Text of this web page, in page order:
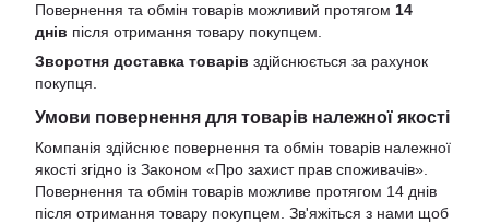
Повернення та обмін товарів можливий протягом 14
днів після отримання товару покупцем.
Зворотня доставка товарів здійснюється за рахунок
покупця.
Умови повернення для товарів належної якості
Компанія здійснює повернення та обмін товарів належної
якості згідно із Законом «Про захист прав споживачів».
Повернення та обмін товарів можливе протягом 14 днів
після отримання товару покупцем. Зв'яжіться з нами щоб